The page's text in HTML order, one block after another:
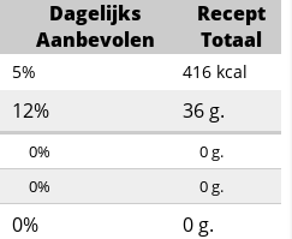
Dagelijks
Aanbevolen
Recept
Totaal
5% 416 kcal
12% 36 g.
0% 0g.
0% 0g.
0% 0 g.